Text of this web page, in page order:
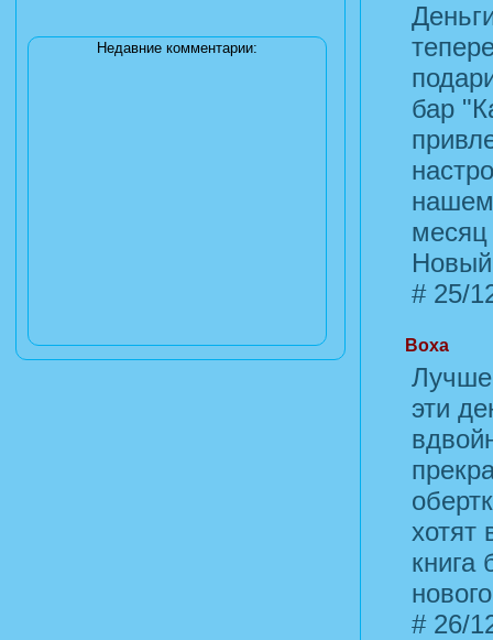
бар
месяц
Новый
#25/
Воха
Лучше
эти
хотят
книга
#26/
Недавние комментарии: